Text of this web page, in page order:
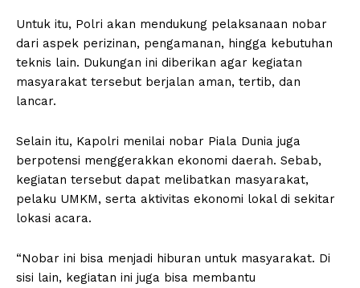
Untuk itu, Polri akan mendukung pelaksanaan nobar
dari aspek perizinan, pengamanan, hingga kebutuhan
teknis lain. Dukungan ini diberikan agar kegiatan
masyarakat tersebut berjalan aman, tertib, dan
lancar.
Selain itu, Kapolri menilai nobar Piala Dunia juga
berpotensi menggerakkan ekonomi daerah. Sebab,
kegiatan tersebut dapat melibatkan masyarakat,
pelaku UMKM, serta aktivitas ekonomi lokal di sekitar
lokasi acara.
“Nobar ini bisa menjadi hiburan untuk masyarakat. Di
sisi lain, kegiatan ini juga bisa membantu